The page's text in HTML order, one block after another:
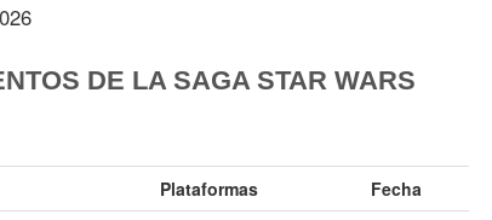
DE LA SAGA STAR WARS
Plataformas
Fecha